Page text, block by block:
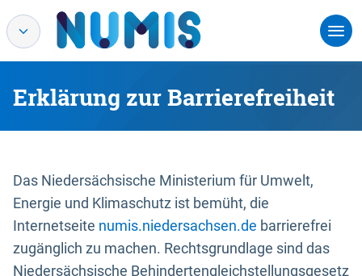
Erklärung zur Barrierefreiheit
Das Niedersächsische Ministerium für Umwelt,
Energie und Klimaschutz ist bemüht, die
Internetseite numis.niedersachsen.de barrierefrei
zugänglich zu machen. Rechtsgrundlage sind das
Niedersächsische Behindertengleichstellungsgesetz